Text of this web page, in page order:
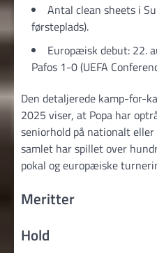
Antal clean sheets i
førsteplads).
Europæisk debut: 22.
Pafos 1-0 (UEFA
Den detaljerede kamp-for-
2025 viser, at Popa har
seniorhold på nationalt
samlet har spillet over
pokal og europæiske
Meritter
Hold